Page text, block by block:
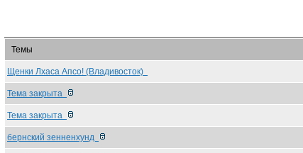
Темы
Щенки Лхаса Апсо! (Владивосток)
Тема закрыта
Тема закрыта
бернский зенненхунд